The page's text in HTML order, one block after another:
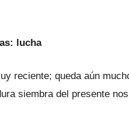
lucha
reciente; queda aún
siembra del presente